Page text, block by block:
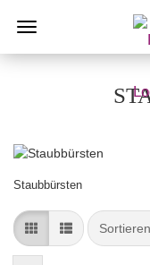
Staubbürsten